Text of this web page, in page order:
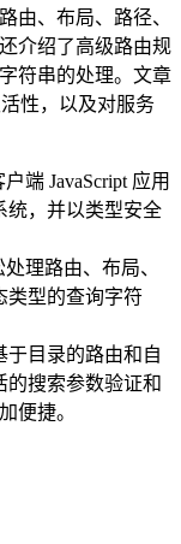
由、布局、路径、
介绍了高级路由规
符串的处理。文章
性，以及对服务
端 JavaScript 应用
统，并以类型安全
理路由、布局、
类型的查询字符
于目录的路由和自
的搜索参数验证和
便捷。